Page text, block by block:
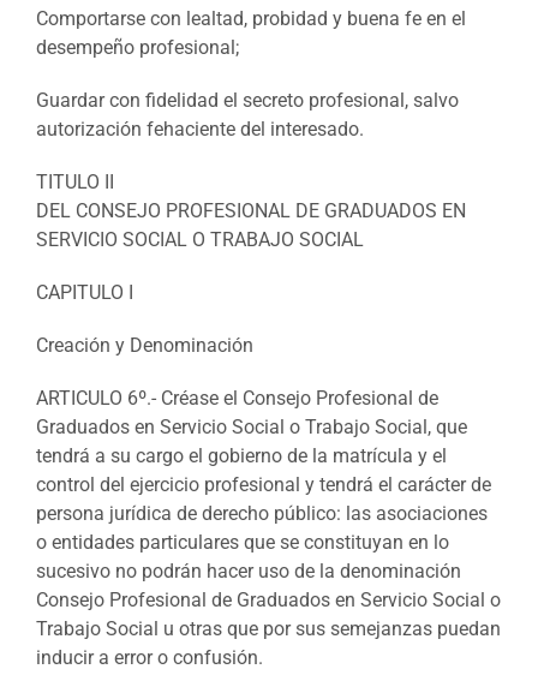
Comportarse con lealtad, probidad y buena fe en el
desempeño profesional;
Guardar con fidelidad el secreto profesional, salvo
autorización fehaciente del interesado.
TITULO II
DEL CONSEJO PROFESIONAL DE GRADUADOS EN
SERVICIO SOCIAL O TRABAJO SOCIAL
CAPITULO I
Creación y Denominación
ARTICULO 6º.- Créase el Consejo Profesional de
Graduados en Servicio Social o Trabajo Social, que
tendrá a su cargo el gobierno de la matrícula y el
control del ejercicio profesional y tendrá el carácter de
persona jurídica de derecho público: las asociaciones
o entidades particulares que se constituyan en lo
sucesivo no podrán hacer uso de la denominación
Consejo Profesional de Graduados en Servicio Social o
Trabajo Social u otras que por sus semejanzas puedan
inducir a error o confusión.